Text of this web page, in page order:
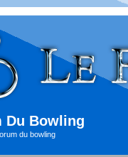
Du Bowling
du bowling